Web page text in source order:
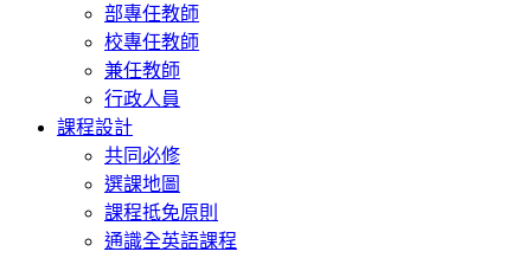
部專任教師
校專任教師
兼任教師
行政人員
課程設計
共同必修
選課地圖
課程抵免原則
通識全英語課程